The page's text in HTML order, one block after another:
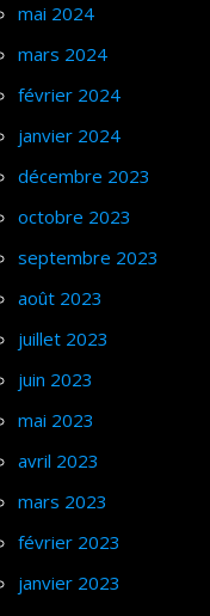
mai 2024
mars 2024
février 2024
janvier 2024
décembre 2023
octobre 2023
septembre 2023
août 2023
juillet 2023
juin 2023
mai 2023
avril 2023
mars 2023
février 2023
janvier 2023